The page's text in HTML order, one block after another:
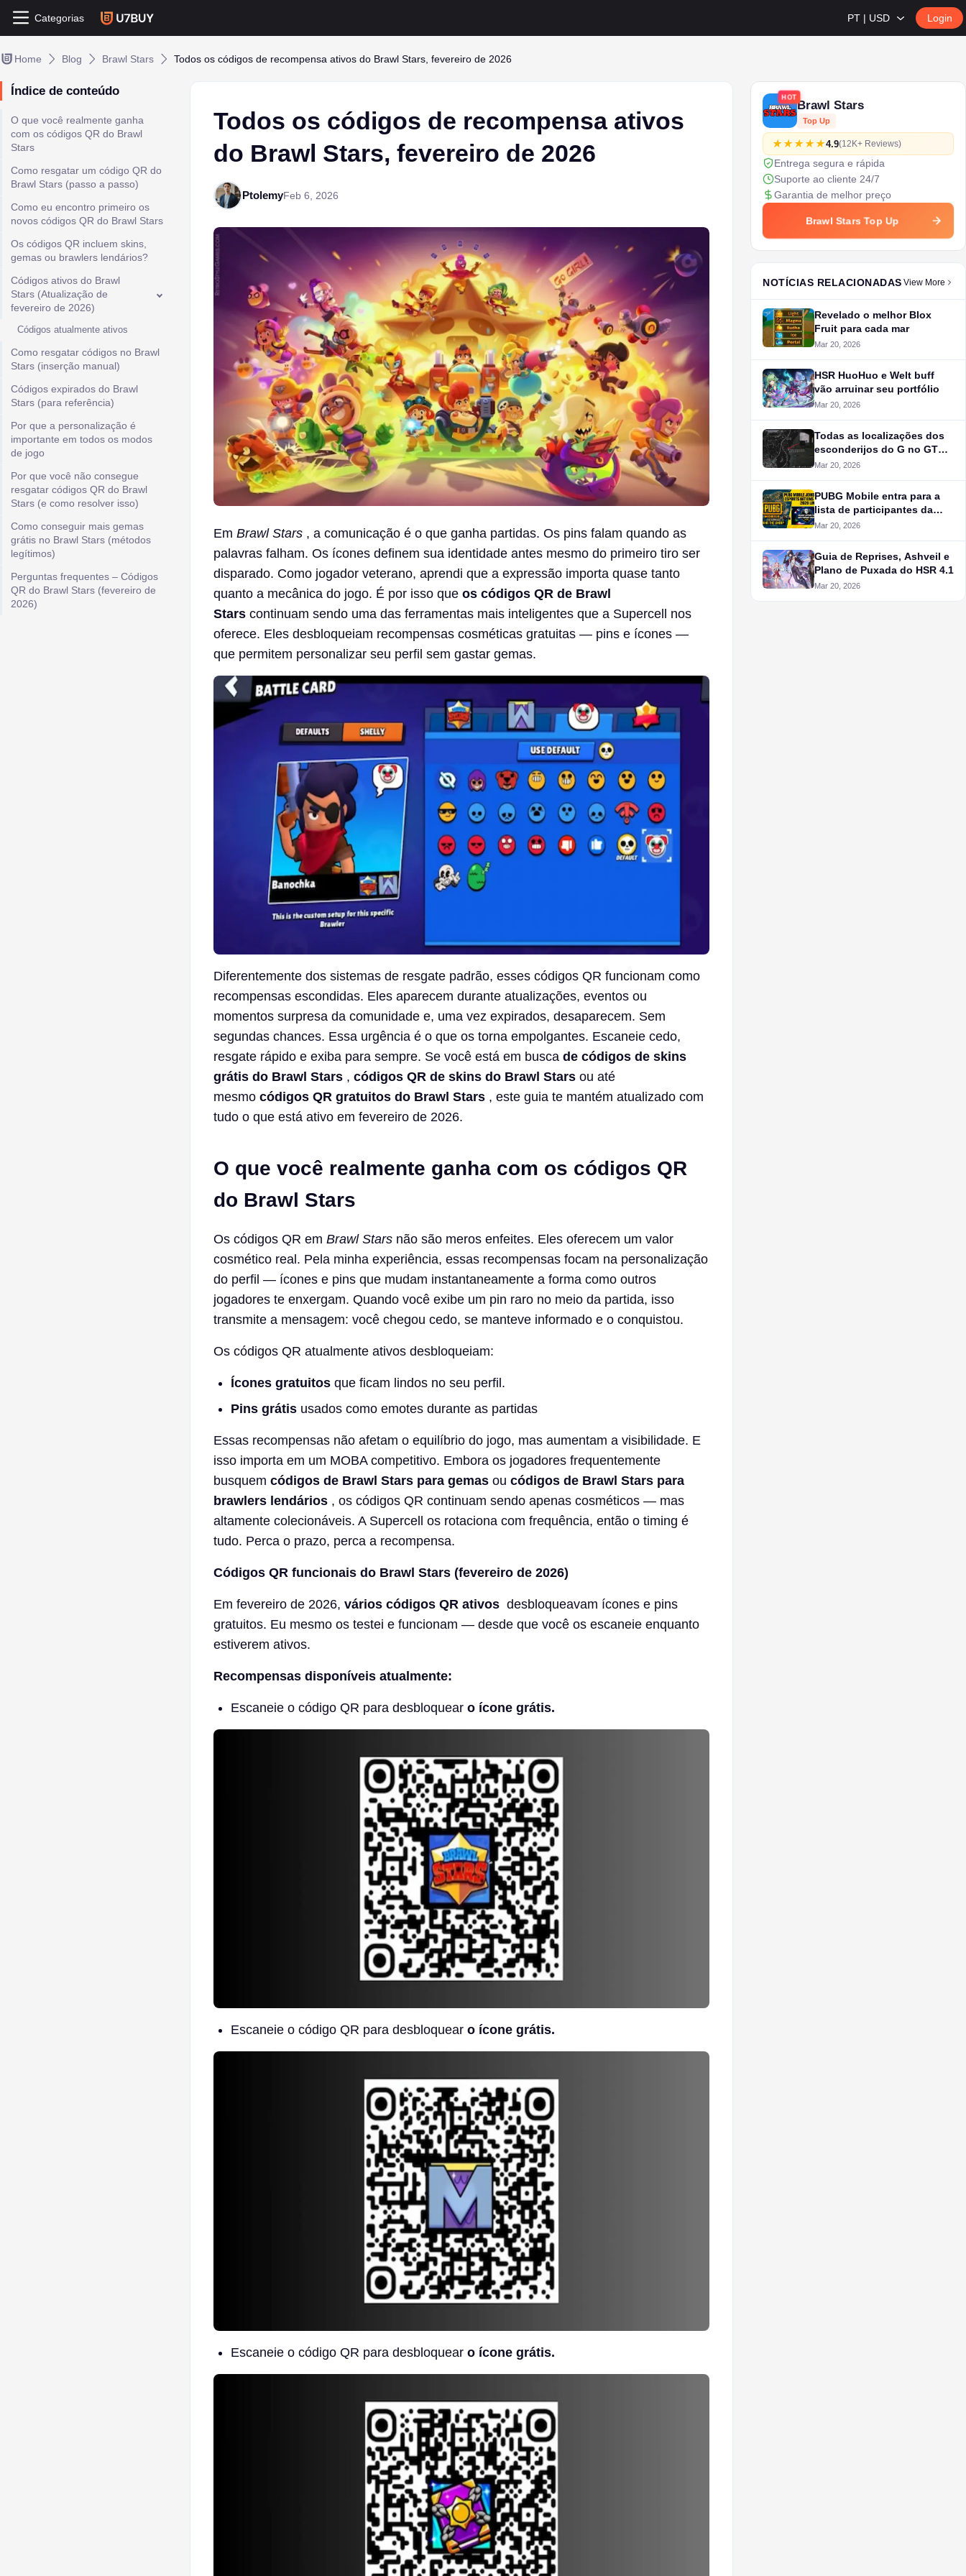
Categorias PT | USD Login
Home Blog Brawl Stars Todos os códigos de recompensa ativos do Brawl Stars, fevereiro de 2026
Índice de conteúdo
O que você realmente ganha
com os códigos QR do Brawl
Stars
Como resgatar um código QR do
Brawl Stars (passo a passo)
Como eu encontro primeiro os
novos códigos QR do Brawl Stars
Os códigos QR incluem skins,
gemas ou brawlers lendários?
Códigos ativos do Brawl
Stars (Atualização de
fevereiro de 2026)
Códigos atualmente ativos
Como resgatar códigos no Brawl
Stars (inserção manual)
Códigos expirados do Brawl
Stars (para referência)
Por que a personalização é
importante em todos os modos
de jogo
Por que você não consegue
resgatar códigos QR do Brawl
Stars (e como resolver isso)
Como conseguir mais gemas
grátis no Brawl Stars (métodos
legítimos)
Perguntas frequentes – Códigos
QR do Brawl Stars (fevereiro de
2026)
Todos os códigos de recompensa ativos
do Brawl Stars, fevereiro de 2026
PtolemyFeb 6, 2026
Em Brawl Stars , a comunicação é o que ganha partidas. Os pins falam quando as
palavras falham. Os ícones definem sua identidade antes mesmo do primeiro tiro ser
disparado. Como jogador veterano, aprendi que a expressão importa quase tanto
quanto a mecânica do jogo. É por isso que os códigos QR de Brawl
Stars continuam sendo uma das ferramentas mais inteligentes que a Supercell nos
oferece. Eles desbloqueiam recompensas cosméticas gratuitas — pins e ícones —
que permitem personalizar seu perfil sem gastar gemas.
Diferentemente dos sistemas de resgate padrão, esses códigos QR funcionam como
recompensas escondidas. Eles aparecem durante atualizações, eventos ou
momentos surpresa da comunidade e, uma vez expirados, desaparecem. Sem
segundas chances. Essa urgência é o que os torna empolgantes. Escaneie cedo,
resgate rápido e exiba para sempre. Se você está em busca de códigos de skins
grátis do Brawl Stars , códigos QR de skins do Brawl Stars ou até
mesmo códigos QR gratuitos do Brawl Stars , este guia te mantém atualizado com
tudo o que está ativo em fevereiro de 2026.
O que você realmente ganha com os códigos QR
do Brawl Stars
Os códigos QR em Brawl Stars não são meros enfeites. Eles oferecem um valor
cosmético real. Pela minha experiência, essas recompensas focam na personalização
do perfil — ícones e pins que mudam instantaneamente a forma como outros
jogadores te enxergam. Quando você exibe um pin raro no meio da partida, isso
transmite a mensagem: você chegou cedo, se manteve informado e o conquistou.
Os códigos QR atualmente ativos desbloqueiam:
Ícones gratuitos que ficam lindos no seu perfil.
Pins grátis usados ​​como emotes durante as partidas
Essas recompensas não afetam o equilíbrio do jogo, mas aumentam a visibilidade. E
isso importa em um MOBA competitivo. Embora os jogadores frequentemente
busquem códigos de Brawl Stars para gemas ou códigos de Brawl Stars para
brawlers lendários , os códigos QR continuam sendo apenas cosméticos — mas
altamente colecionáveis. A Supercell os rotaciona com frequência, então o timing é
tudo. Perca o prazo, perca a recompensa.
Códigos QR funcionais do Brawl Stars (fevereiro de 2026)
Em fevereiro de 2026, vários códigos QR ativos desbloqueavam ícones e pins
gratuitos. Eu mesmo os testei e funcionam — desde que você os escaneie enquanto
estiverem ativos.
Recompensas disponíveis atualmente:
Escaneie o código QR para desbloquear o ícone grátis.
Escaneie o código QR para desbloquear o ícone grátis.
Escaneie o código QR para desbloquear o ícone grátis.
HOT
Brawl Stars
Top Up
4.9(12K+ Reviews)
Entrega segura e rápida
Suporte ao cliente 24/7
Garantia de melhor preço
Brawl Stars Top Up
NOTÍCIAS RELACIONADAS View More
Revelado o melhor Blox
Fruit para cada mar
Mar 20, 2026
HSR HuoHuo e Welt buff
vão arruinar seu portfólio
Mar 20, 2026
Todas as localizações dos
esconderijos do G no GTA
Online
Mar 20, 2026
PUBG Mobile entra para a
lista de participantes da
Esports Nations Cup 2026
Mar 20, 2026
Guia de Reprises, Ashveil e
Plano de Puxada do HSR 4.1
Mar 20, 2026